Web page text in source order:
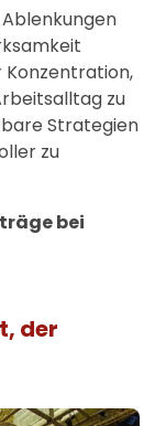
Konzentration,
zu
Strategien
zu
bei
der